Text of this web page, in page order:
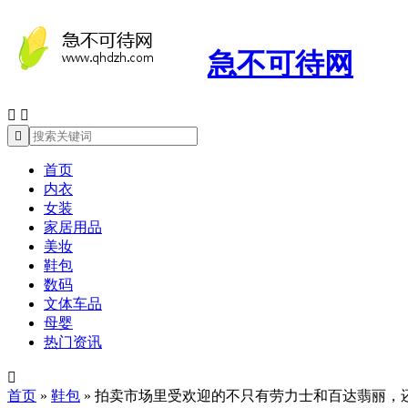
急不可待网
 

首页
内衣
女装
家居用品
美妆
鞋包
数码
文体车品
母婴
热门资讯

首页 » 鞋包 » 拍卖市场里受欢迎的不只有劳力士和百达翡丽，